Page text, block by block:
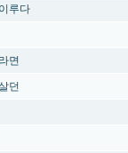
루다
면
던